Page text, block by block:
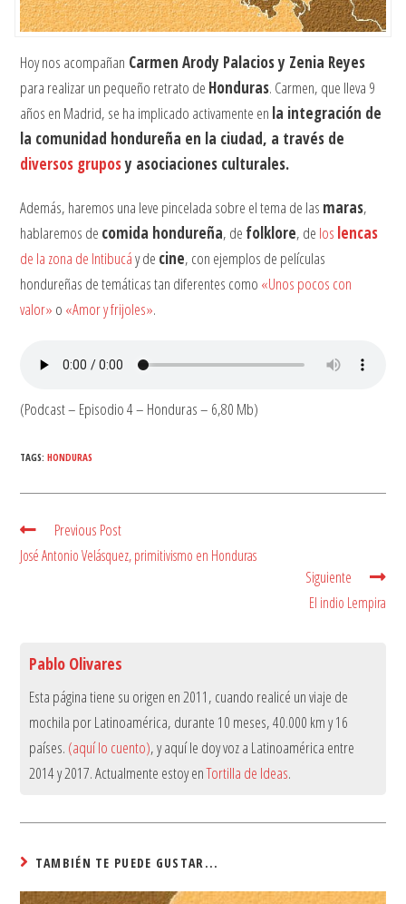
Hoy nos acompañan Carmen Arody Palacios y Zenia Reyes
para realizar un pequeño retrato de Honduras. Carmen, que lleva 9
años en Madrid, se ha implicado activamente en la integración de
la comunidad hondureña en la ciudad, a través de
diversos gruposy asociaciones culturales.
Además, haremos una leve pincelada sobre el tema de las maras,
hablaremos de comida hondureña, de folklore, de los lencas
de la zona de Intibucáy de cine, con ejemplos de películas
hondureñas de temáticas tan diferentes como «Unos pocos con
valor» o «Amor y frijoles».
(Podcast – Episodio 4 – Honduras – 6,80 Mb)
TAGS:HONDURAS
Read
more
articles
Previous Post
José Antonio Velásquez, primitivismo en Honduras
Siguiente
El indio Lempira
Pablo Olivares
Esta página tiene su origen en 2011, cuando realicé un viaje de
mochila por Latinoamérica, durante 10 meses, 40.000 km y 16
países. (aquí lo cuento), y aquí le doy voz a Latinoamérica entre
2014 y 2017. Actualmente estoy enTortilla de Ideas.
TAMBIÉN TE PUEDE GUSTAR...